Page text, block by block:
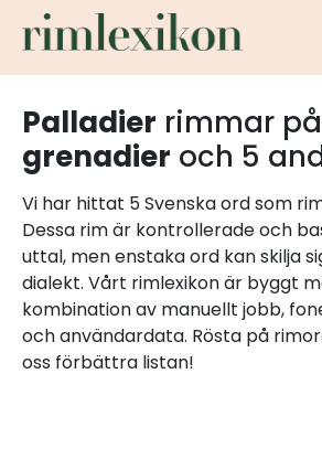
Palladier rimmar på
grenadier och 5
Vi har hittat 5 Svenska ord som
Dessa rim är kontrollerade och
uttal, men enstaka ord kan skilja
dialekt. Vårt rimlexikon är byggt
kombination av manuellt jobb,
och användardata. Rösta på
oss förbättra listan!